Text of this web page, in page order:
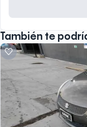
También te